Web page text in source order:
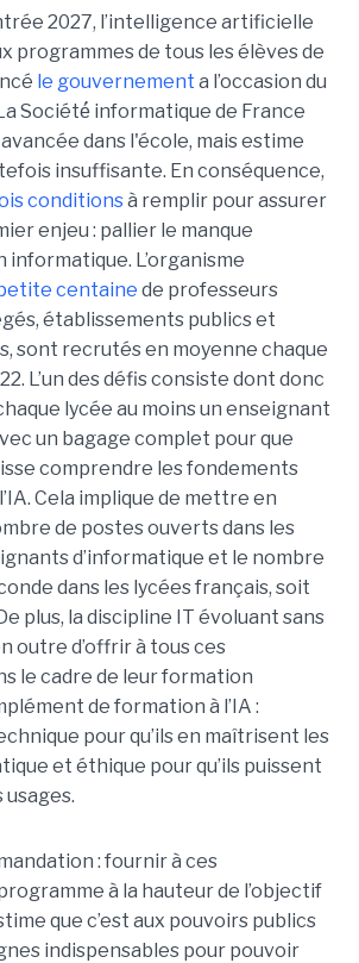
2027, l’intelligence artificielle
programmes de tous les élèves de
le gouvernement a l’occasion du
Société́ informatique de France
dans l'école, mais estime
insuffisante. En conséquence,
conditionsà remplir pour assurer
enjeu : pallier le manque
informatique. L’organisme
petite centaine de professeurs
établissements publics et
sont recrutés en moyenne chaque
L’un des défis consiste dont donc
lycée au moins un enseignant
un bagage complet pour que
comprendre les fondements
Cela implique de mettre en
de postes ouverts dans les
d’informatique et le nombre
dans les lycées français, soit
plus, la discipline IT évoluant sans
outre d’offrir à tous ces
le cadre de leur formation
de formation à l’IA :
pour qu’ils en maîtrisent les
et éthique pour qu’ils puissent
: fournir à ces
à la hauteur de l’objectif
que c’est aux pouvoirs publics
indispensables pour pouvoir